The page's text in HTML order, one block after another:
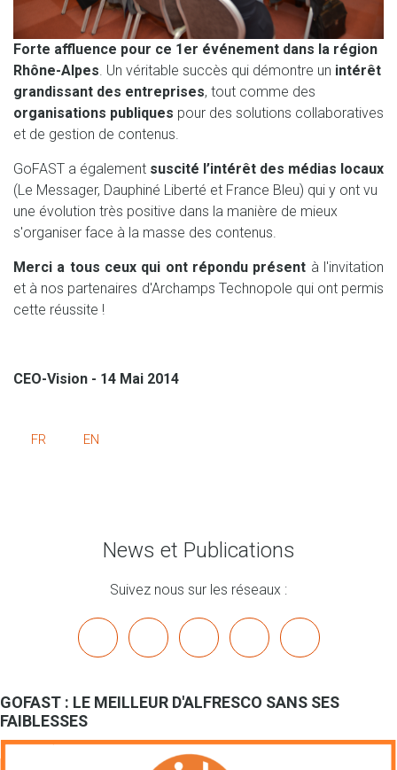
Forte affluence pour ce 1er événement dans la région
Rhône-Alpes. Un véritable succès qui démontre un intérêt
grandissant des entreprises, tout comme des
organisations publiques pour des solutions collaboratives
et de gestion de contenus.
GoFAST a également suscité l’intérêt des médias locaux
(Le Messager, Dauphiné Liberté et France Bleu) qui y ont vu
une évolution très positive dans la manière de mieux
s'organiser face à la masse des contenus.
Merci a tous ceux qui ont répondu présent à l'invitation
et à nos partenaires d'Archamps Technopole qui ont permis
cette réussite !
CEO-Vision - 14 Mai 2014
FR EN
News et Publications
Suivez nous sur les réseaux :
linkedinyoutubebluesky mastodon
GOFAST : LE MEILLEUR D'ALFRESCO SANS SES
FAIBLESSES